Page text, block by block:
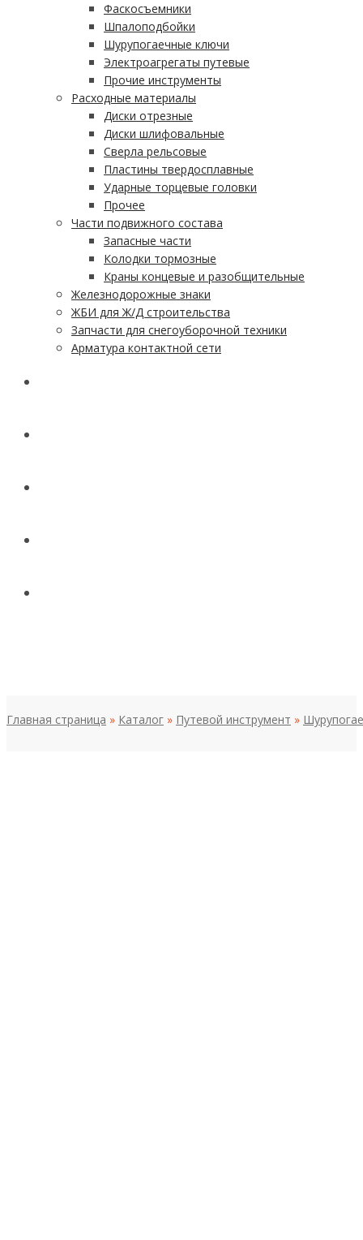
Фаскосъемники
Шпалоподбойки
Шурупогаечные ключи
Электроагрегаты путевые
Прочие инструменты
Расходные материалы
Диски отрезные
Диски шлифовальные
Сверла рельсовые
Пластины твердосплавные
Ударные торцевые головки
Прочее
Части подвижного состава
Запасные части
Колодки тормозные
Краны концевые и разобщительные
Железнодорожные знаки
ЖБИ для Ж/Д строительства
Запчасти для снегоуборочной техники
Арматура контактной сети
Главная страница » Каталог » Путевой инструмент »